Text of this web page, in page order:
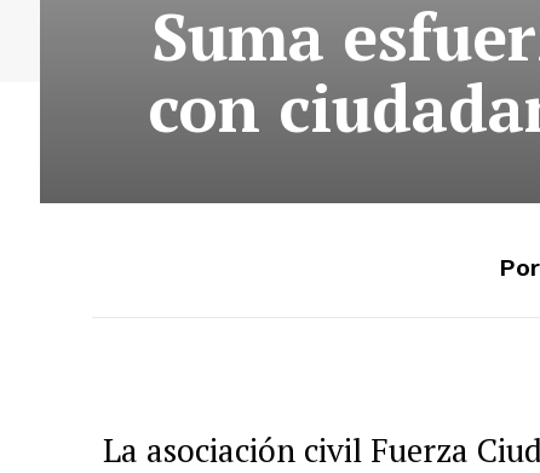
Suma
con
La asociación civil Fuerza